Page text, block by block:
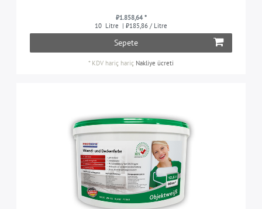
₺1.858,64 *
10 Litre | ₺185,86 / Litre
Sepete
* KDV hariç hariç Nakliye ücreti